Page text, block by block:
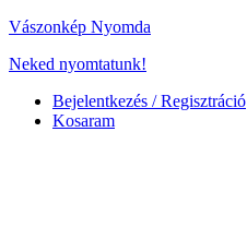
Vászonkép Nyomda
Neked nyomtatunk!
Bejelentkezés / Regisztráció
Kosaram